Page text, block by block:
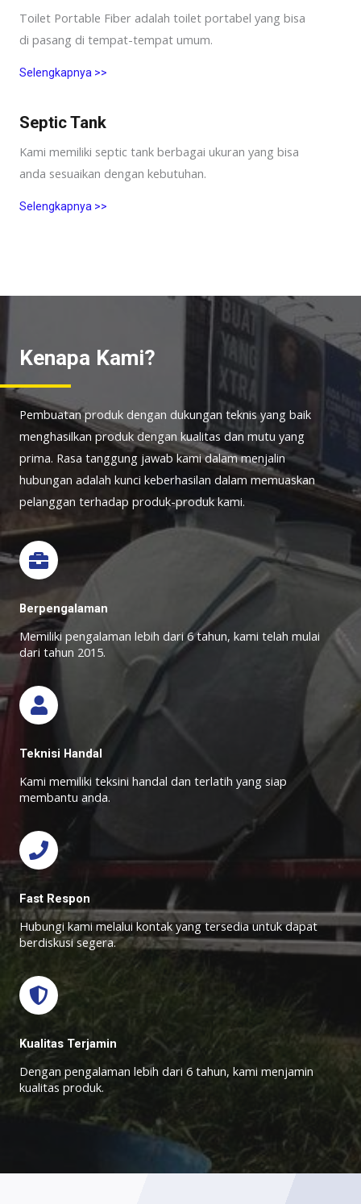
Toilet Portable Fiber adalah toilet portabel yang bisa
di pasang di tempat-tempat umum.
Selengkapnya >>
Septic Tank
Kami memiliki septic tank berbagai ukuran yang bisa
anda sesuaikan dengan kebutuhan.
Selengkapnya >>
Kenapa Kami?
Pembuatan produk dengan dukungan teknis yang baik
menghasilkan produk dengan kualitas dan mutu yang
prima. Rasa tanggung jawab kami dalam menjalin
hubungan adalah kunci keberhasilan dalam memuaskan
pelanggan terhadap produk-produk kami.
Berpengalaman
Memiliki pengalaman lebih dari 6 tahun, kami telah mulai
dari tahun 2015.
Teknisi Handal
Kami memiliki teksini handal dan terlatih yang siap
membantu anda.
Fast Respon
Hubungi kami melalui kontak yang tersedia untuk dapat
berdiskusi segera.
Kualitas Terjamin
Dengan pengalaman lebih dari 6 tahun, kami menjamin
kualitas produk.